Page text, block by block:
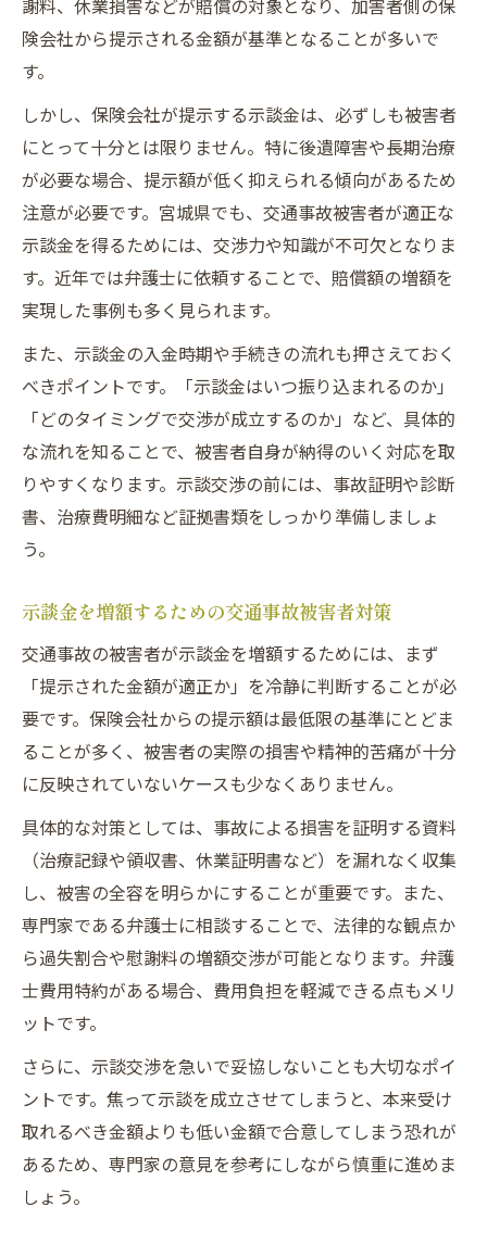
謝料、休業損害などが賠償の対象となり、加害者側の保
険会社から提示される金額が基準となることが多いで
す。
しかし、保険会社が提示する示談金は、必ずしも被害者
にとって十分とは限りません。特に後遺障害や長期治療
が必要な場合、提示額が低く抑えられる傾向があるため
注意が必要です。宮城県でも、交通事故被害者が適正な
示談金を得るためには、交渉力や知識が不可欠となりま
す。近年では弁護士に依頼することで、賠償額の増額を
実現した事例も多く見られます。
また、示談金の入金時期や手続きの流れも押さえておく
べきポイントです。「示談金はいつ振り込まれるのか」
「どのタイミングで交渉が成立するのか」など、具体的
な流れを知ることで、被害者自身が納得のいく対応を取
りやすくなります。示談交渉の前には、事故証明や診断
書、治療費明細など証拠書類をしっかり準備しましょ
う。
示談金を増額するための交通事故被害者対策
交通事故の被害者が示談金を増額するためには、まず
「提示された金額が適正か」を冷静に判断することが必
要です。保険会社からの提示額は最低限の基準にとどま
ることが多く、被害者の実際の損害や精神的苦痛が十分
に反映されていないケースも少なくありません。
具体的な対策としては、事故による損害を証明する資料
（治療記録や領収書、休業証明書など）を漏れなく収集
し、被害の全容を明らかにすることが重要です。また、
専門家である弁護士に相談することで、法律的な観点か
ら過失割合や慰謝料の増額交渉が可能となります。弁護
士費用特約がある場合、費用負担を軽減できる点もメリ
ットです。
さらに、示談交渉を急いで妥協しないことも大切なポイ
ントです。焦って示談を成立させてしまうと、本来受け
取れるべき金額よりも低い金額で合意してしまう恐れが
あるため、専門家の意見を参考にしながら慎重に進めま
しょう。